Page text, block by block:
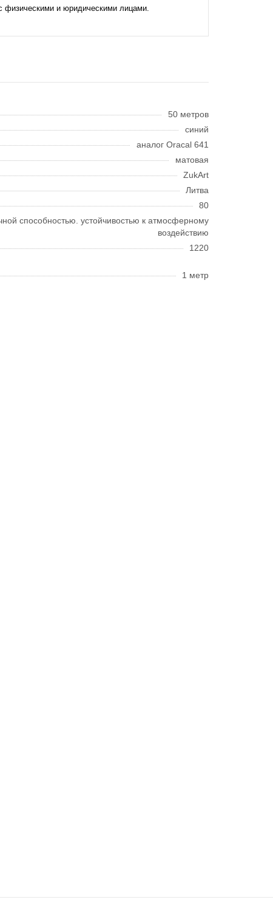
и юридическими лицами.
50 метров
синий
аналог Oracal 641
матовая
ZukArt
Литва
80
способностью. устойчивостью к атмосферному
воздействию
1220
1 метр